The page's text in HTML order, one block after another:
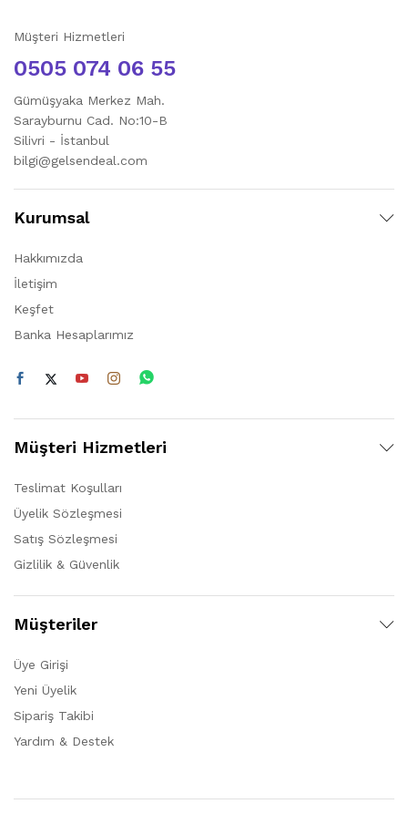
Müşteri Hizmetleri
0505 074 06 55
Gümüşyaka Merkez Mah.
Sarayburnu Cad. No:10-B
Silivri - İstanbul
bilgi@gelsendeal.com
Kurumsal
Hakkımızda
İletişim
Keşfet
Banka Hesaplarımız
Müşteri Hizmetleri
Teslimat Koşulları
Üyelik Sözleşmesi
Satış Sözleşmesi
Gizlilik & Güvenlik
Müşteriler
Üye Girişi
Yeni Üyelik
Sipariş Takibi
Yardım & Destek